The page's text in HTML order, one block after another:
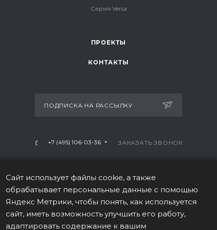
Серия Versa
ПРОЕКТЫ
КОНТАКТЫ
ПОДПИСКА НА РАССЫЛКУ
+7 (495) 106-03-36 ЗАКАЗАТЬ ЗВОНОК
г. Москва, Варшавское ш., 28А, 1 этаж
Сайт использует файлы cookie, а также
обрабатывает персональные данные с помощью
Яндекс Метрики, чтобы понять, как используется
сайт, иметь возможность улучшить его работу,
адаптировать содержание к вашим